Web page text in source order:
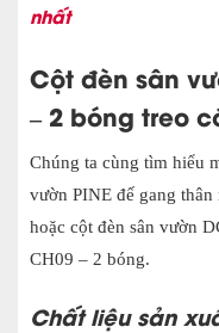
nhất
Cột đèn sân
– 2 bóng treo
Chúng ta cùng tìm hiểu
vườn PINE đế gang
hoặc cột đèn sân vườn
CH09 – 2 bóng.
Chất liệu sản